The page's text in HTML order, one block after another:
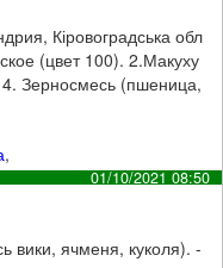
Кіровоградська обл
(цвет 100). 2.Макуху
Зерносмесь (пшеница,
,
01/10/2021 08:50
ячменя, куколя). -